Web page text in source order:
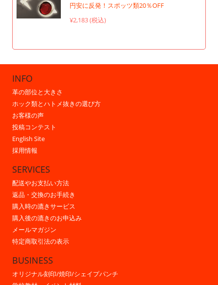
円安に反発！スポッツ類20％OFF
¥2,183 (税込)
INFO
革の部位と大きさ
ホック類とハトメ抜きの選び方
お客様の声
投稿コンテスト
English Site
採用情報
SERVICES
配送やお支払い方法
返品・交換のお手続き
購入時の漉きサービス
購入後の漉きのお申込み
メールマガジン
特定商取引法の表示
BUSINESS
オリジナル刻印/焼印/シェイプパンチ